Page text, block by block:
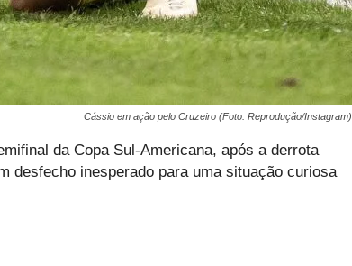
Cássio em ação pelo Cruzeiro (Foto: Reprodução/Instagram)
da Copa Sul-Americana, após a derrota
desfecho inesperado para uma situação curiosa